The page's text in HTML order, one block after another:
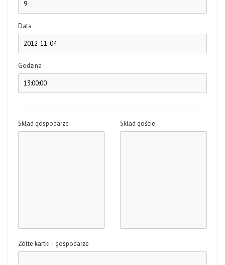
Data
Godzina
Skład gospodarze Skład goście
Zółte kartki - gospodarze